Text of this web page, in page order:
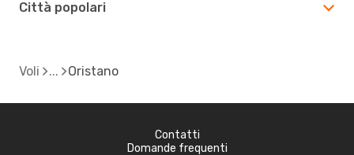
Città popolari
Voli Oristano
Contatti
Domande frequenti